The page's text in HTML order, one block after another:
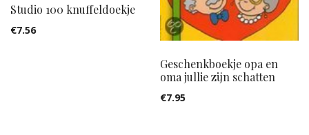
Studio 100 knuffeldoekje
€7.56
Geschenkboekje opa en
oma jullie zijn schatten
€7.95